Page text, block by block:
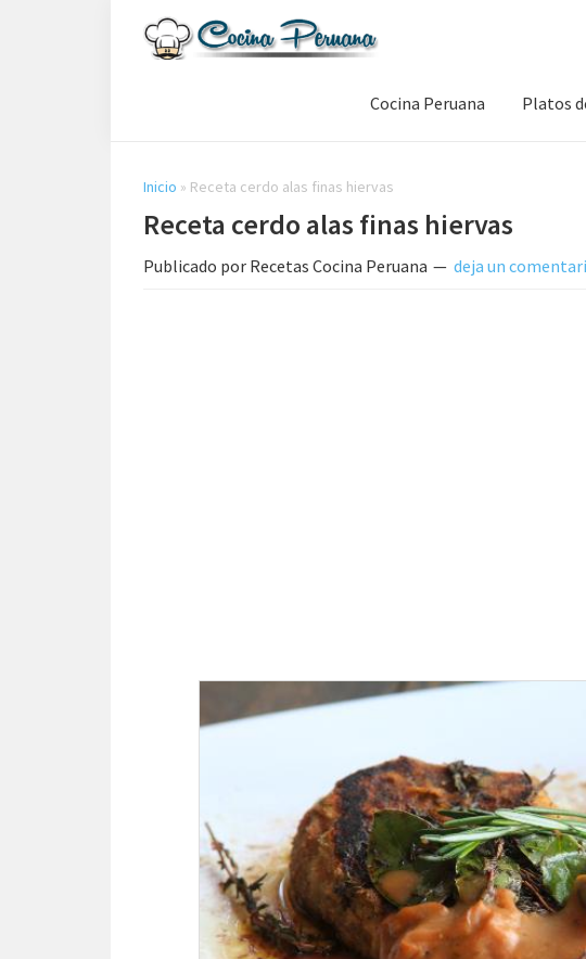
de
Comida
Peruana
Cocina Peruana Platos
Inicio » Receta cerdo alas finas hiervas
Receta cerdo alas finas hiervas
Publicado por Recetas Cocina Peruana deja un